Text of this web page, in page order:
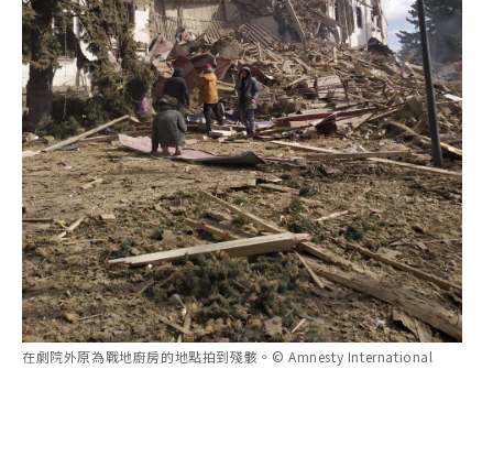
在劇院外原為戰地廚房的地點拍到殘骸。© Amnesty International